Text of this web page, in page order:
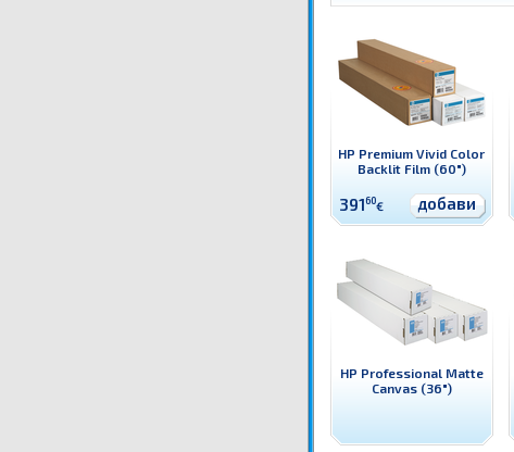
HP Premium Vivid Color
Backlit Film (60")
39160€ добави
HP Professional Matte
Canvas (36")